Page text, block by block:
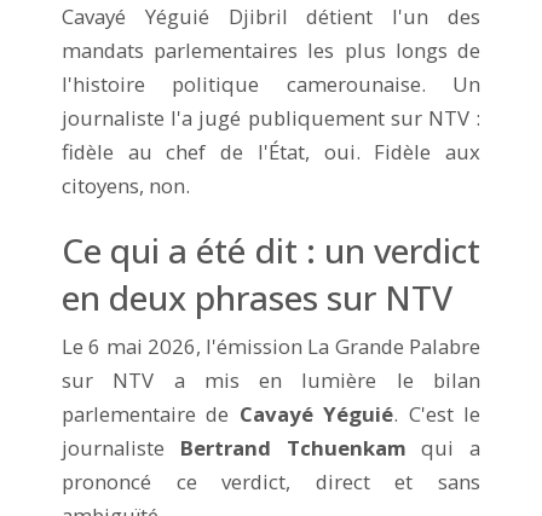
Cavayé Yéguié Djibril détient l'un des
mandats parlementaires les plus longs de
l'histoire politique camerounaise. Un
journaliste l'a jugé publiquement sur NTV :
fidèle au chef de l'État, oui. Fidèle aux
citoyens, non.
Ce qui a été dit : un verdict
en deux phrases sur NTV
Le 6 mai 2026, l'émission La Grande Palabre
sur NTV a mis en lumière le bilan
parlementaire de Cavayé Yéguié. C'est le
journaliste Bertrand Tchuenkam qui a
prononcé ce verdict, direct et sans